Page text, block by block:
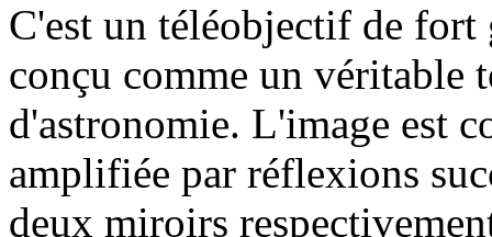
C'est un téléobjectif de fort
conçu comme un véritable
d'astronomie. L'image est
amplifiée par réflexions
deux miroirs